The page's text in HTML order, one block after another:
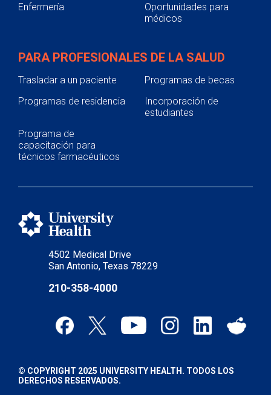
4502 Medical Drive
San Antonio, Texas 78229
210-358-4000
Enfermería
Oportunidades para
médicos
PARA PROFESIONALES DE LA SALUD
Trasladar a un paciente
Programas de becas
Programas de residencia
Incorporación de
estudiantes
Programa de
capacitación para
técnicos farmacéuticos
© COPYRIGHT 2025 UNIVERSITY HEALTH. TODOS LOS
DERECHOS RESERVADOS.